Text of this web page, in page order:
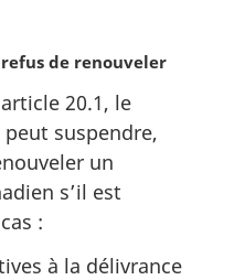
de renouveler
20.1, le
suspendre,
un
s’il est
:
à la délivrance